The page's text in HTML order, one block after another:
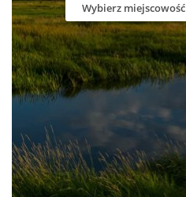
Wybierz miejscowość